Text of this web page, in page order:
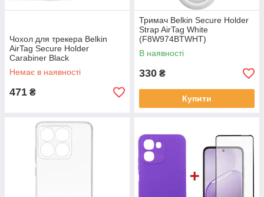
Чохол для трекера Belkin
AirTag Secure Holder
Carabiner Black
(MSC008BTBK)
Немає в наявності
471 ₴
Тримач Belkin Secure Holder
Strap AirTag White
(F8W974BTWHT)
В наявності
330 ₴
Купити